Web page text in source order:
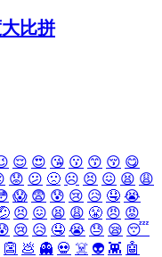
比拼
😌 😍 😘 😗 😙 😚 😋
😟 😕 🙁 ☹️ 😣 😖 😫 😩
😱 😨 😰 😢 😥 🤤 😭
😣 😖 😫 😩 😤 😠 😡
😢 😥 🤤 😭 😓 😪 😴
👺 💩 👻 💀 ☠️ 👽 👾 🤖